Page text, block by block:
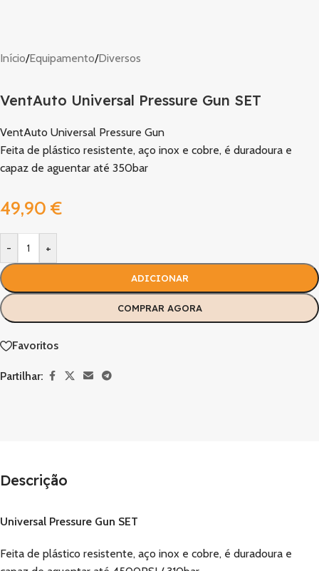
Início/Equipamento/Diversos
VentAuto Universal Pressure Gun SET
VentAuto Universal Pressure Gun
Feita de plástico resistente, aço inox e cobre, é duradoura e
capaz de aguentar até 350bar
49,90 €
- +
ADICIONAR
COMPRAR AGORA
Favoritos
Partilhar:
Descrição
Universal Pressure Gun SET
Feita de plástico resistente, aço inox e cobre, é duradoura e